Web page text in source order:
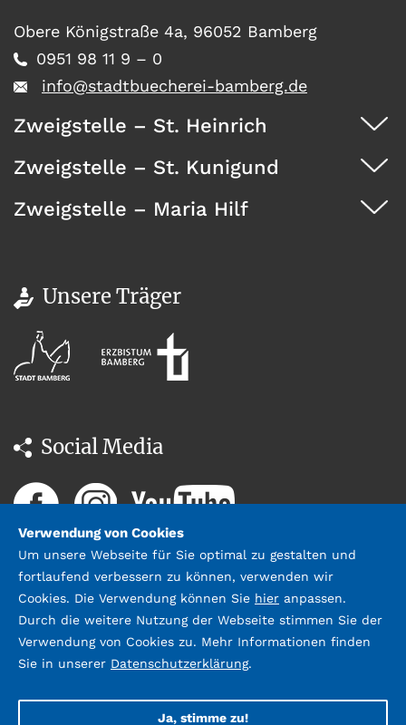
Obere Königstraße 4a, 96052 Bamberg
0951 98 11 9 – 0
info@stadtbuecherei-bamberg.de
Zweigstelle – St. Heinrich
Dürrwächterstr. 29, 96052 Bamberg
Zweigstelle – St. Kunigund
Seehofstraße 41, 96052 Bamberg
Zweigstelle – Maria Hilf
Unsere Träger
Social Media
Datenschutz Impressum &
Kontakt
Gestaltung und Umsetzung:
Verwendung von Cookies
Um unsere Webseite für Sie optimal zu gestalten und
fortlaufend verbessern zu können, verwenden wir
Cookies. Die Verwendung können Sie hier anpassen.
Durch die weitere Nutzung der Webseite stimmen Sie der
Verwendung von Cookies zu. Mehr Informationen finden
Sie in unserer Datenschutzerklärung.
Ja, stimme zu!